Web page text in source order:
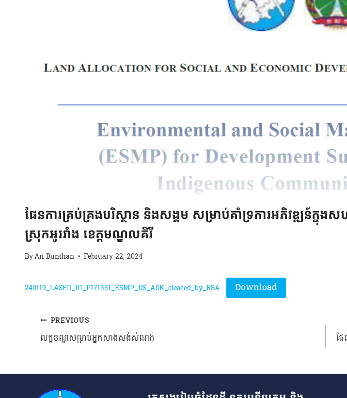
ផែនការគ្រប់គ្រងបរិស្ថាន និងសង្គម សម្រាប់គាំទ្រការអភិវឌ្ឍន៍
ស្រុកអូររាំង ខេត្តមណ្ឌលគិរី
ByAn Bunthan February 22, 2024
240119_LASED_III_P171331_ESMP_DS_ADK_cleared_by_RSA Download
Post
PREVIOUS
លក្ខខណ្ឌសម្រាប់អ្នកសាងសង់សំណង់
ផ